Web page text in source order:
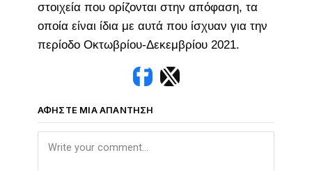
στοιχεία που ορίζονται στην απόφαση, τα
οποία είναι ίδια με αυτά που ίσχυαν για την
περίοδο Οκτωβρίου-Δεκεμβρίου 2021.
ΑΦΉΣΤΕ ΜΙΑ ΑΠΆΝΤΗΣΗ